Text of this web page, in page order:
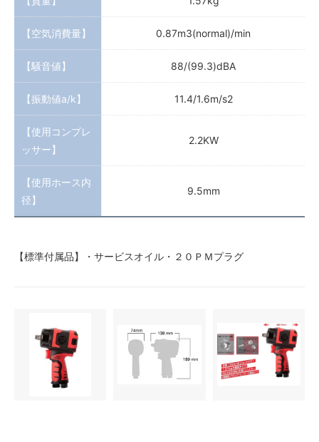
【空気消費量】 0.87m3(normal)/min
【騒音値】 88/(99.3)dBA
【振動値a/k】 11.4/1.6m/s2
【使用コンプレ
ッサー】
2.2KW
【使用ホース内
径】
9.5mm
【標準付属品】・サービスオイル・２０ＰＭプラグ